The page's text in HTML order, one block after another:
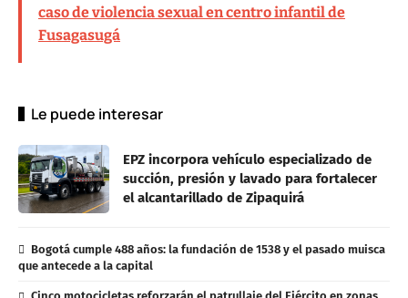
caso de violencia sexual en centro infantil de
Fusagasugá
Le puede interesar
EPZ incorpora vehículo especializado de
succión, presión y lavado para fortalecer
el alcantarillado de Zipaquirá
Bogotá cumple 488 años: la fundación de 1538 y el pasado muisca
que antecede a la capital